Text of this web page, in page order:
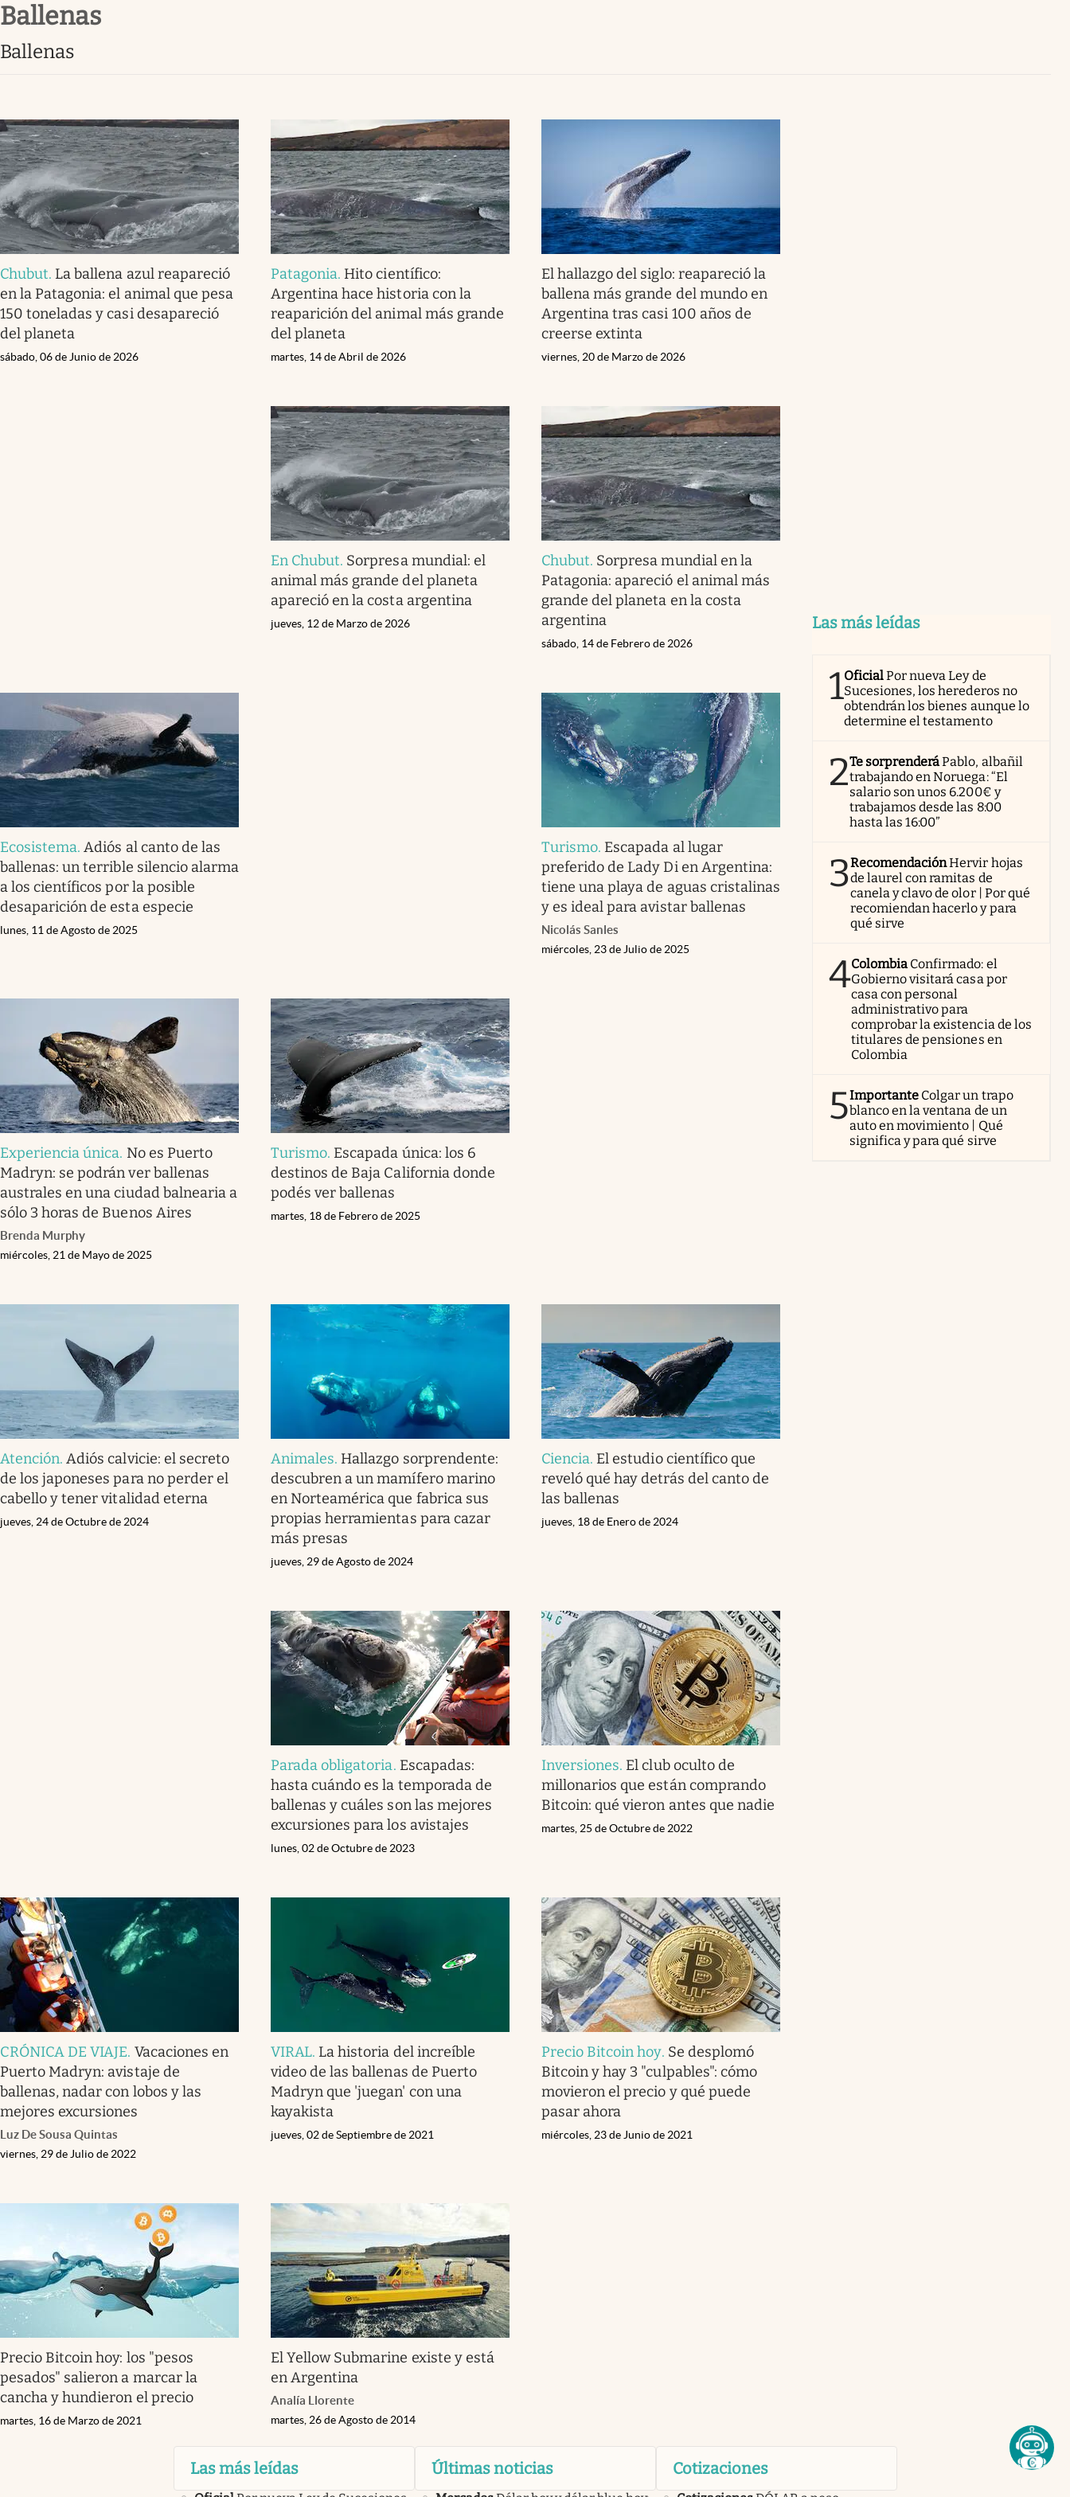
Infotechnology
Eventos Corporativos
El Cronista Studio
Mediakit
abre en nueva pestaña
ballenas
ballenas
Chubut. La ballena azul reapareció
en la Patagonia: el animal que pesa
150 toneladas y casi desapareció
del planeta
sábado, 06 de Junio de 2026
Patagonia. Hito científico:
Argentina hace historia con la
reaparición del animal más grande
del planeta
martes, 14 de Abril de 2026
El hallazgo del siglo: reapareció la
ballena más grande del mundo en
Argentina tras casi 100 años de
creerse extinta
viernes, 20 de Marzo de 2026
En Chubut. Sorpresa mundial: el
animal más grande del planeta
apareció en la costa argentina
jueves, 12 de Marzo de 2026
Chubut. Sorpresa mundial en la
Patagonia: apareció el animal más
grande del planeta en la costa
argentina
sábado, 14 de Febrero de 2026
Ecosistema.Adiós al canto de las
ballenas: un terrible silencio alarma
a los científicos por la posible
desaparición de esta especie
lunes, 11 de Agosto de 2025
Turismo. Escapada al lugar
preferido de Lady Di en Argentina:
tiene una playa de aguas cristalinas
y es ideal para avistar ballenas
Nicolás Sanles
miércoles, 23 de Julio de 2025
Experiencia única. No es Puerto
Madryn: se podrán ver ballenas
australes en una ciudad balnearia a
sólo 3 horas de Buenos Aires
Brenda Murphy
miércoles, 21 de Mayo de 2025
Turismo. Escapada única: los 6
destinos de Baja California donde
podés ver ballenas
martes, 18 de Febrero de 2025
Atención.Adiós calvicie: el secreto
de los japoneses para no perder el
cabello y tener vitalidad eterna
jueves, 24 de Octubre de 2024
Animales. Hallazgo sorprendente:
descubren a un mamífero marino
en Norteamérica que fabrica sus
propias herramientas para cazar
más presas
jueves, 29 de Agosto de 2024
Ciencia. El estudio científico que
reveló qué hay detrás del canto de
las ballenas
jueves, 18 de Enero de 2024
Parada obligatoria. Escapadas:
hasta cuándo es la temporada de
ballenas y cuáles son las mejores
excursiones para los avistajes
lunes, 02 de Octubre de 2023
Inversiones. El club oculto de
millonarios que están comprando
Bitcoin: qué vieron antes que nadie
martes, 25 de Octubre de 2022
CRÓNICA DE VIAJE. Vacaciones en
Puerto Madryn: avistaje de
ballenas, nadar con lobos y las
mejores excursiones
Luz De Sousa Quintas
viernes, 29 de Julio de 2022
VIRAL. La historia del increíble
video de las ballenas de Puerto
Madryn que 'juegan' con una
kayakista
jueves, 02 de Septiembre de 2021
Precio Bitcoin hoy. Se desplomó
Bitcoin y hay 3 "culpables": cómo
movieron el precio y qué puede
pasar ahora
miércoles, 23 de Junio de 2021
Precio Bitcoin hoy: los "pesos
pesados" salieron a marcar la
cancha y hundieron el precio
martes, 16 de Marzo de 2021
El Yellow Submarine existe y está
en Argentina
Analía Llorente
martes, 26 de Agosto de 2014
Las más leídas
1OficialPor nueva Ley de
Sucesiones, los herederos no
obtendrán los bienes aunque lo
determine el testamento
2Te sorprenderáPablo, albañil
trabajando en Noruega: “El
salario son unos 6.200€ y
trabajamos desde las 8:00
hasta las 16:00”
3RecomendaciónHervir hojas
de laurel con ramitas de
canela y clavo de olor | Por qué
recomiendan hacerlo y para
qué sirve
4Colombia Confirmado: el
Gobierno visitará casa por
casa con personal
administrativo para
comprobar la existencia de los
titulares de pensiones en
Colombia
5Importante Colgar un trapo
blanco en la ventana de un
auto en movimiento | Qué
significa y para qué sirve
Las más leídas Últimas noticias Cotizaciones